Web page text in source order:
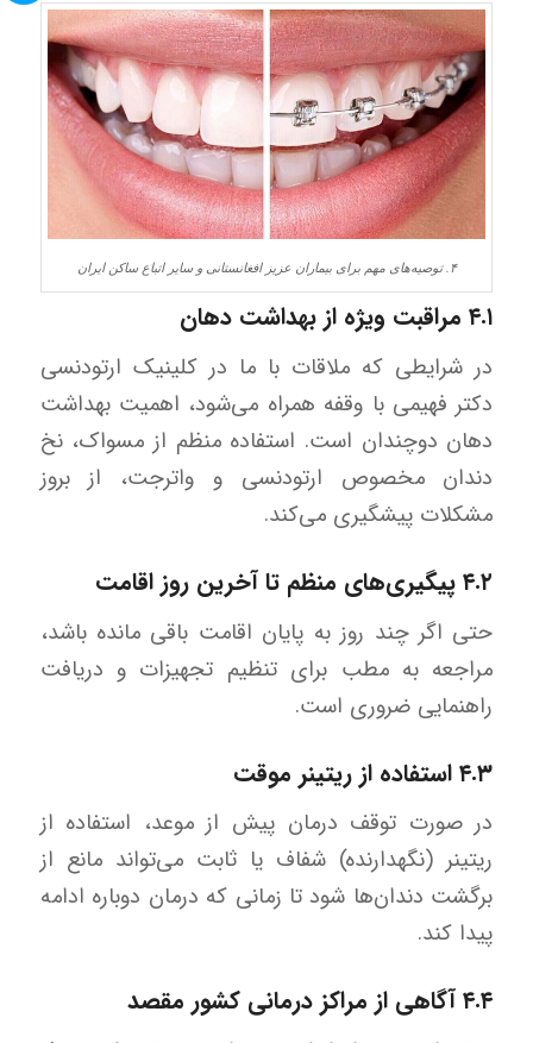
۴. توصیه‌های مهم برای بیماران عزیز افغانستانی و سایر اتباع ساکن ایران
۴.۱ مراقبت ویژه از بهداشت دهان
در شرایطی که ملاقات با ما در کلینیک ارتودنسی
دکتر فهیمی با وقفه همراه می‌شود، اهمیت بهداشت
دهان دوچندان است. استفاده منظم از مسواک، نخ
دندان مخصوص ارتودنسی و واترجت، از بروز
مشکلات پیشگیری می‌کند.
۴.۲ پیگیری‌های منظم تا آخرین روز اقامت
حتی اگر چند روز به پایان اقامت باقی مانده باشد،
مراجعه به مطب برای تنظیم تجهیزات و دریافت
راهنمایی ضروری است.
۴.۳ استفاده از ریتینر موقت
در صورت توقف درمان پیش از موعد، استفاده از
ریتینر (نگهدارنده) شفاف یا ثابت می‌تواند مانع از
برگشت دندان‌ها شود تا زمانی که درمان دوباره ادامه
پیدا کند.
۴.۴ آگاهی از مراکز درمانی کشور مقصد